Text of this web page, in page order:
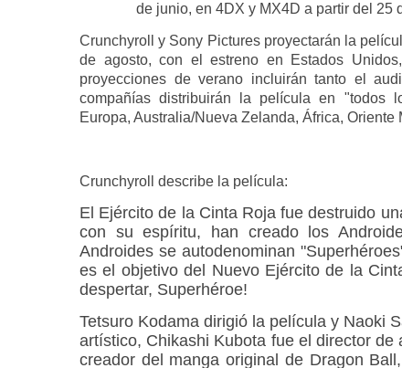
de junio, en 4DX y MX4D a partir del 25
Crunchyroll y Sony Pictures proyectarán la
de agosto, con el estreno en Estados
proyecciones de verano incluirán tanto el
compañías distribuirán la película en "todos
Europa, Australia/Nueva Zelanda, África,
Crunchyroll describe la película:
El Ejército de la Cinta Roja fue destruido
con su espíritu, han creado los
Androides se autodenominan
es el objetivo del Nuevo Ejército de la
despertar, Superhéroe!
Tetsuro Kodama dirigió la película y Naoki
artístico, Chikashi Kubota fue el director
creador del manga original de Dragon